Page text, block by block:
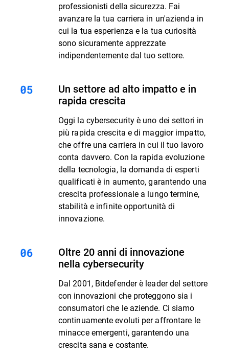
professionisti della sicurezza. Fai
avanzare la tua carriera in un'azienda in
cui la tua esperienza e la tua curiosità
sono sicuramente apprezzate
indipendentemente dal tuo settore.
Un settore ad alto impatto e in
rapida crescita
Oggi la cybersecurity è uno dei settori in
più rapida crescita e di maggior impatto,
che offre una carriera in cui il tuo lavoro
conta davvero. Con la rapida evoluzione
della tecnologia, la domanda di esperti
qualificati è in aumento, garantendo una
crescita professionale a lungo termine,
stabilità e infinite opportunità di
innovazione.
Oltre 20 anni di innovazione
nella cybersecurity
Dal 2001, Bitdefender è leader del settore
con innovazioni che proteggono sia i
consumatori che le aziende. Ci siamo
continuamente evoluti per affrontare le
minacce emergenti, garantendo una
crescita sana e costante.